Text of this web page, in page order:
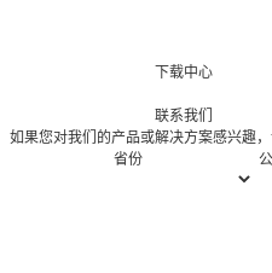
下载中心
联系我们
如果您对我们的产品或解决方案感兴趣
省份